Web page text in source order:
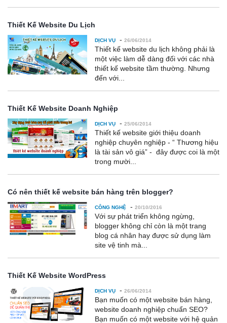
Thiết Kế Website Du Lịch
DỊCH VỤ - 26/06/2014
Thiết kế website du lịch không phải là
một việc làm dễ dàng đối với các nhà
thiết kế website tầm thường. Nhưng
đến với...
Thiết Kế Website Doanh Nghiệp
DỊCH VỤ - 25/06/2014
Thiết kế website giới thiệu doanh
nghiệp chuyên nghiệp - “ Thương hiệu
là tài sản vô giá” - đây được coi là một
trong mười...
Có nên thiết kế website bán hàng trên blogger?
CÔNG NGHỆ - 20/10/2016
Với sự phát triển không ngừng,
blogger không chỉ còn là một trang
blog cá nhân hay được sử dụng làm
site vệ tinh mà...
Thiết Kế Website WordPress
DỊCH VỤ - 26/06/2014
Bạn muốn có một website bán hàng,
website doanh nghiệp chuẩn SEO?
Bạn muốn có một website với hệ quản